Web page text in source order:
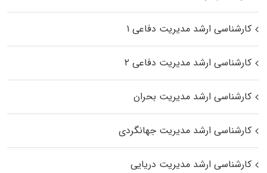
کارشناسی ارشد مدیریت دفاعی ۱
کارشناسی ارشد مدیریت دفاعی ۲
کارشناسی ارشد مدیریت بحران
کارشناسی ارشد مدیریت جهانگردی
کارشناسی ارشد مدیریت دریایی